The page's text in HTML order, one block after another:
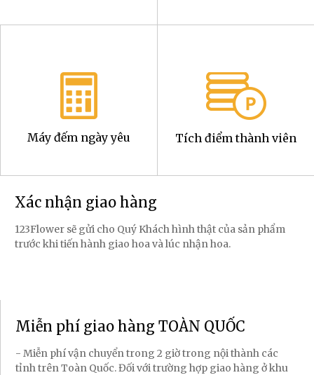
Máy đếm ngày yêu Tích điểm thành viên
Xác nhận giao hàng
123Flower sẽ gửi cho Quý Khách hình thật của sản phẩm
trước khi tiến hành giao hoa và lúc nhận hoa.
Miễn phí giao hàng TOÀN QUỐC
- Miễn phí vận chuyển trong 2 giờ trong nội thành các
tỉnh trên Toàn Quốc. Đối với trường hợp giao hàng ở khu